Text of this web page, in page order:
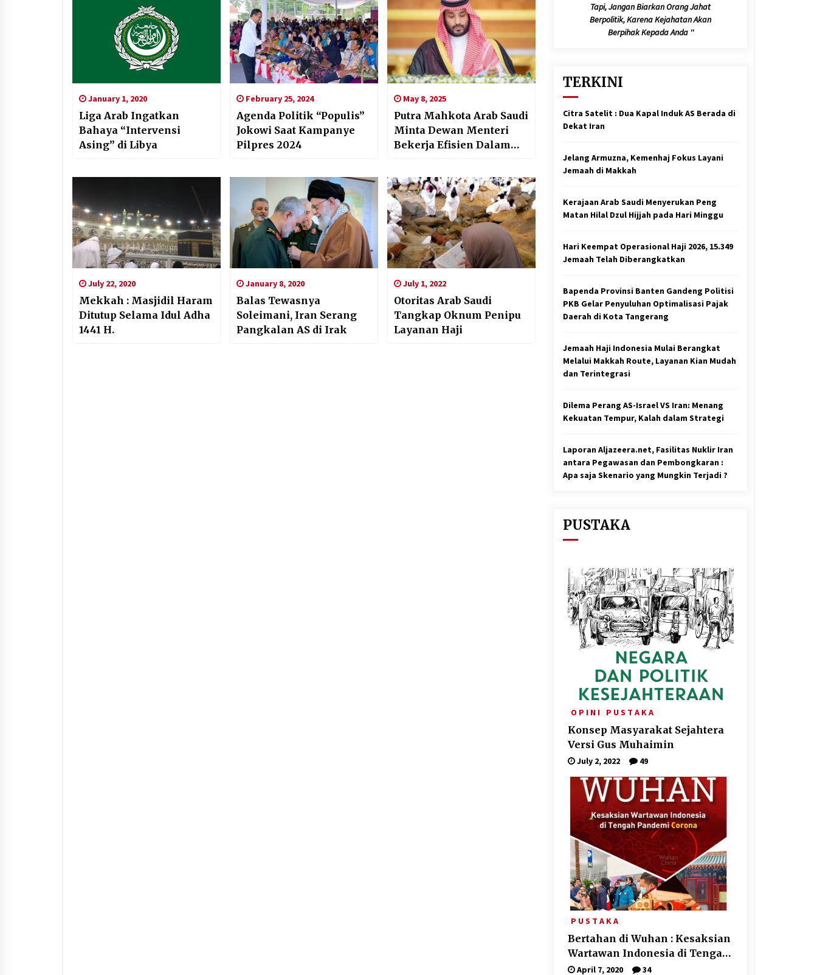
January 1, 2020
Liga Arab Ingatkan
Bahaya “Intervensi
Asing” di Libya
February 25, 2024
Agenda Politik “Populis”
Jokowi Saat Kampanye
Pilpres 2024
May 8, 2025
Putra Mahkota Arab Saudi
Minta Dewan Menteri
Bekerja Efisien Dalam
Tahun ini
July 22, 2020
Mekkah : Masjidil Haram
Ditutup Selama Idul Adha
1441 H.
January 8, 2020
Balas Tewasnya
Soleimani, Iran Serang
Pangkalan AS di Irak
July 1, 2022
Otoritas Arab Saudi
Tangkap Oknum Penipu
Layanan Haji
Tapi, Jangan Biarkan Orang Jahat
Berpolitik, Karena Kejahatan Akan
Berpihak Kepada Anda ''
TERKINI
Citra Satelit : Dua Kapal Induk AS Berada di
Dekat Iran
Jelang Armuzna, Kemenhaj Fokus Layani
Jemaah di Makkah
Kerajaan Arab Saudi Menyerukan Peng
Matan Hilal Dzul Hijjah pada Hari Minggu
Hari Keempat Operasional Haji 2026, 15.349
Jemaah Telah Diberangkatkan
Bapenda Provinsi Banten Gandeng Politisi
PKB Gelar Penyuluhan Optimalisasi Pajak
Daerah di Kota Tangerang
Jemaah Haji Indonesia Mulai Berangkat
Melalui Makkah Route, Layanan Kian Mudah
dan Terintegrasi
Dilema Perang AS-Israel VS Iran: Menang
Kekuatan Tempur, Kalah dalam Strategi
Laporan Aljazeera.net, Fasilitas Nuklir Iran
antara Pegawasan dan Pembongkaran :
Apa saja Skenario yang Mungkin Terjadi ?
PUSTAKA
O P I N I P U S T A K A
Konsep Masyarakat Sejahtera
Versi Gus Muhaimin
July 2, 2022 49
P U S T A K A
Bertahan di Wuhan : Kesaksian
Wartawan Indonesia di Tengah
Pandemi Corona
April 7, 2020 34